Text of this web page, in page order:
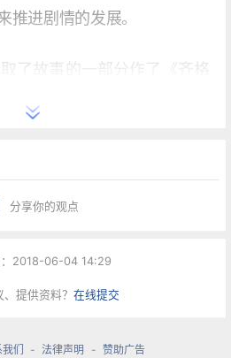
推进剧情的发展。
了故事的一部分作了《齐格
天宫作为结局的，不久，华
所以他增加了一部《青年齐
》。从音乐上来看，《女武
分享你的观点
：2018-06-04 14:29
提供资料？ 在线提交
们 - 法律声明 - 赞助广告